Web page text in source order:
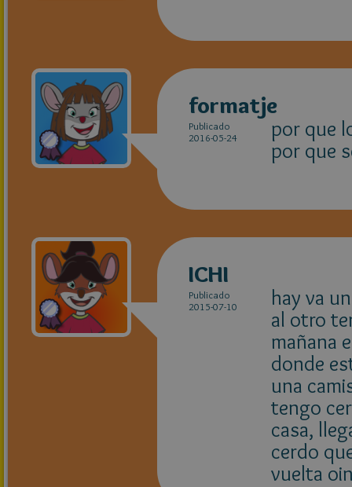
formatje
Publicado
2016-05-24
por que
por que
ICHI
Publicado
2015-07-10
hay va
al otro
mañana
donde
una
tengo
casa,
cerdo
vuelta